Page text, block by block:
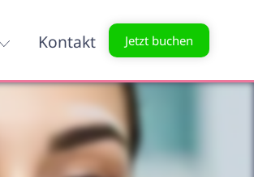
Kontakt Jetzt buchen